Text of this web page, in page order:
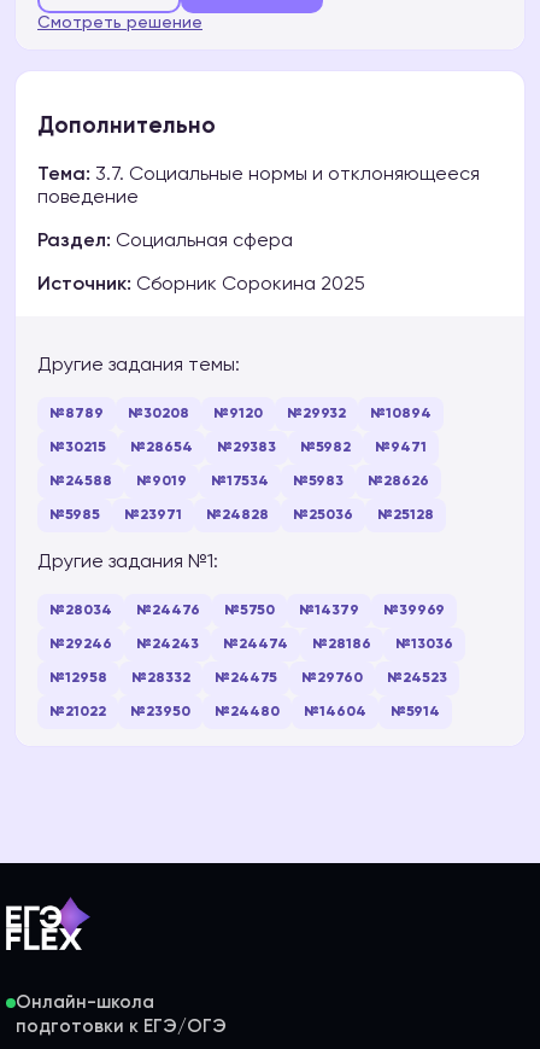
Смотреть решение
Дополнительно
Тема: 3.7. Социальные нормы и отклоняющееся
поведение
Раздел: Социальная сфера
Источник: Сборник Сорокина 2025
Другие задания темы:
№8789 №30208 №9120 №29932 №10894
№30215 №28654 №29383 №5982 №9471
№24588 №9019 №17534 №5983 №28626
№5985 №23971 №24828 №25036 №25128
Другие задания №1:
№28034 №24476 №5750 №14379 №39969
№29246 №24243 №24474 №28186 №13036
№12958 №28332 №24475 №29760 №24523
№21022 №23950 №24480 №14604 №5914
Онлайн-школа